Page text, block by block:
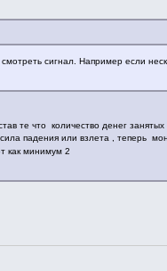
сигнал. Например если
те что количество денег
падения или взлета , теперь
как минимум 2